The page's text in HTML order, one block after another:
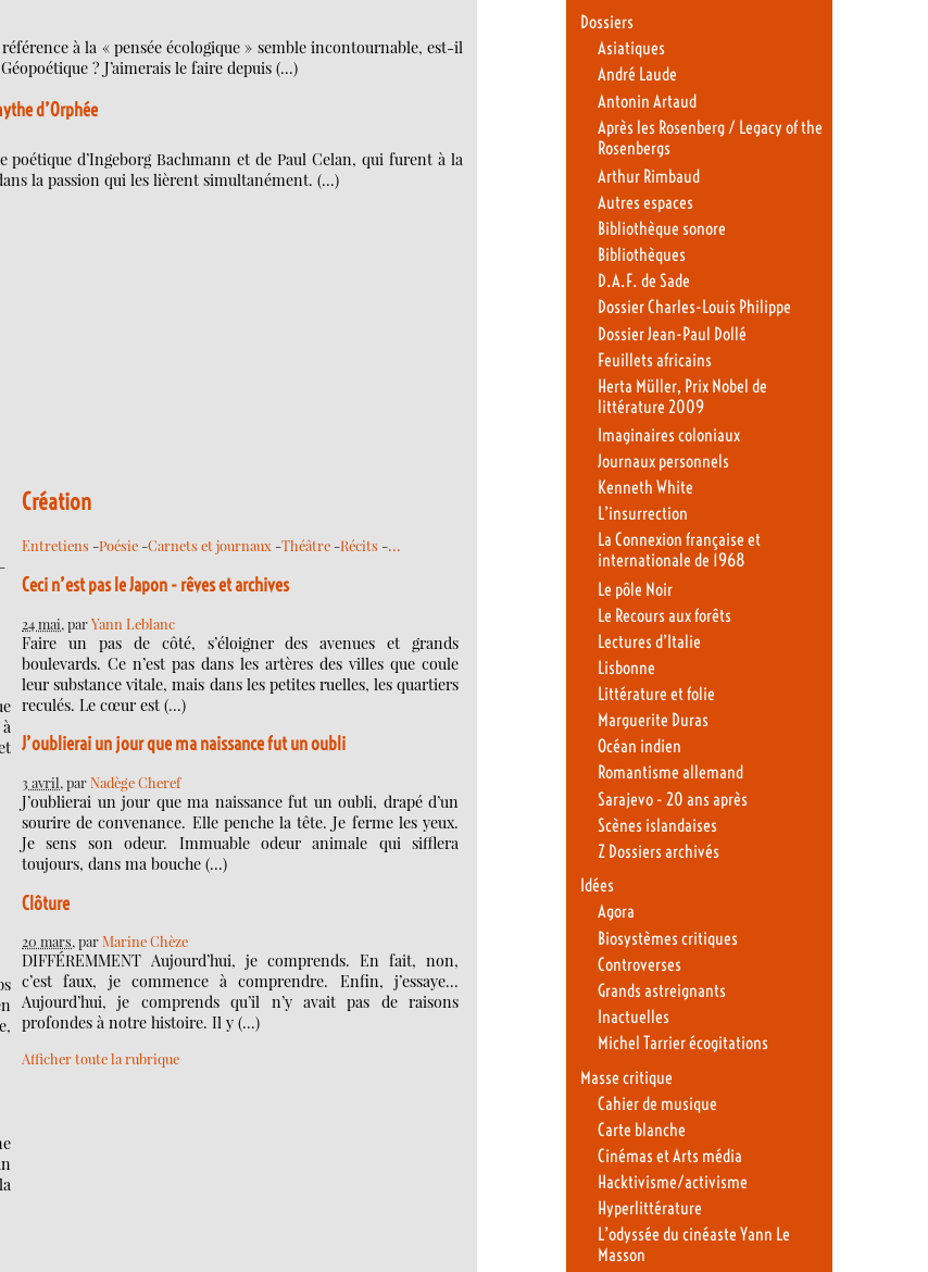
à la « pensée écologique » semble incontournable, est-il
? J’aimerais le faire depuis (…)
d’Orphée
d’Ingeborg Bachmann et de Paul Celan, qui furent à la
la passion qui les lièrent simultanément. (…)
-
Création
Entretiens -Poésie -Carnets et journaux -Théâtre -Récits -…
Ceci n’est pas le Japon - rêves et archives
24 mai, parYann Leblanc
Faire un pas de côté, s’éloigner des avenues et grands
boulevards. Ce n’est pas dans les artères des villes que coule
leur substance vitale, mais dans les petites ruelles, les quartiers
reculés. Le cœur est (…)
J’oublierai un jour que ma naissance fut un oubli
3 avril, parNadège Cheref
J’oublierai un jour que ma naissance fut un oubli, drapé d’un
sourire de convenance. Elle penche la tête. Je ferme les yeux.
Je sens son odeur. Immuable odeur animale qui sifflera
toujours, dans ma bouche (…)
Clôture
20 mars, parMarine Chèze
DIFFÉREMMENT Aujourd’hui, je comprends. En fait, non,
c’est faux, je commence à comprendre. Enfin, j’essaye…
Aujourd’hui, je comprends qu’il n’y avait pas de raisons
profondes à notre histoire. Il y (…)
Afficher toute la rubrique
Dossiers
Asiatiques
André Laude
Antonin Artaud
Après les Rosenberg / Legacy of the
Rosenbergs
Arthur Rimbaud
Autres espaces
Bibliothèque sonore
Bibliothèques
D.A.F. de Sade
Dossier Charles-Louis Philippe
Dossier Jean-Paul Dollé
Feuillets africains
Herta Müller, Prix Nobel de
littérature 2009
Imaginaires coloniaux
Journaux personnels
Kenneth White
L’insurrection
La Connexion française et
internationale de 1968
Le pôle Noir
Le Recours aux forêts
Lectures d’Italie
Lisbonne
Littérature et folie
Marguerite Duras
Océan indien
Romantisme allemand
Sarajevo - 20 ans après
Scènes islandaises
Z Dossiers archivés
Idées
Agora
Biosystèmes critiques
Controverses
Grands astreignants
Inactuelles
Michel Tarrier écogitations
Masse critique
Cahier de musique
Carte blanche
Cinémas et Arts média
Hacktivisme/activisme
Hyperlittérature
L’odyssée du cinéaste Yann Le
Masson